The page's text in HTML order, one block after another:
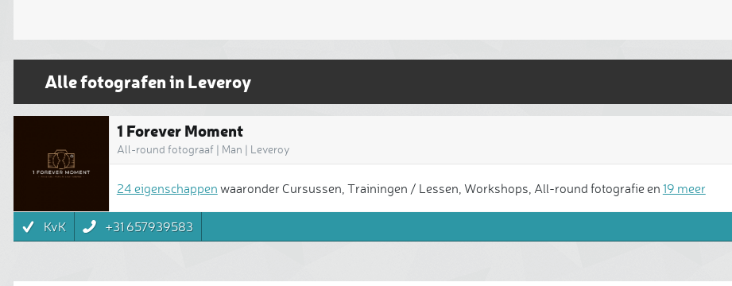
Alle fotografen in Leveroy
1 Forever Moment
All-round fotograaf | Man | Leveroy
24 eigenschappen waaronder Cursussen, Trainingen / Lessen, Workshops, All-round fotografie en 19 meer
KvK +31 657939583